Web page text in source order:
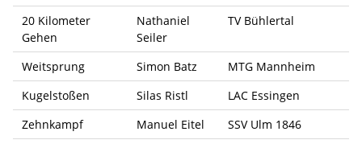
20 Kilometer
Gehen
Nathaniel
Seiler
TV Bühlertal
Weitsprung Simon Batz
MTG Mannheim
Kugelstoßen
Silas Ristl
LAC Essingen
Zehnkampf
Manuel Eitel
SSV Ulm 1846